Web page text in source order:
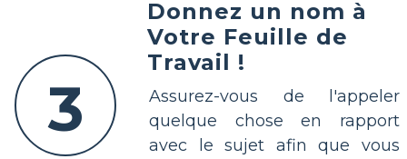
3
Donnez un nom à
Votre Feuille de
Travail !
Assurez-vous de l'appeler
quelque chose en rapport
avec le sujet afin que vous